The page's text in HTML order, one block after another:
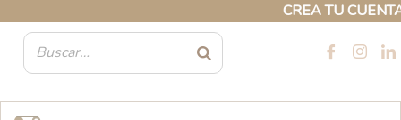
CREA TU CUENTA
contenido